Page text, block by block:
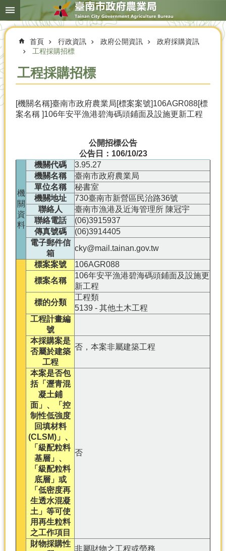
跳到主要內容區塊
搜
尋
進
簡
首頁 行政資訊 政府公開資訊
政府採購資訊
工程採購招標
工程採購招標
[機關名稱]臺南市政府農業局[標案案號]106AGR088[標
案名稱 ]106年安平漁港碧海碼頭鋪面及設施更新工程
公開招標公告
公告日：106/10/23
機
關
資
料
機關代碼
3.95.27
機關名稱
臺南市政府農業局
單位名稱
秘書室
機關地址
730臺南市新營區民治路36號
聯絡人
臺南市漁港及近海管理所 陳冠宇
聯絡電話
(06)3915937
傳真號碼
(06)3914405
電子郵件信
箱
cky@mail.tainan.gov.tw
標案案號
106AGR088
標案名稱
106年安平漁港碧海碼頭鋪面及設施更
新工程
標的分類
工程類
5139 - 其他土木工程
工程計畫編
號
本採購案是
否屬於建築
工程
否，本案非屬建築工程
本案是否包
括「瀝青混
凝土鋪
面」、「控
制性低強度
回填材料
(CLSM)」、
「級配粒料
基層」、
「級配粒料
底層」或
「低密度再
生透水混凝
土」等可使
用再生粒料
之工作項目
否
財物採購性
非屬財物之工程或勞務